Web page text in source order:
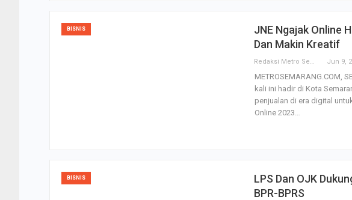
BISNIS
JNE Ngajak Online
Dan Makin Kreatif
Redaksi Metro Semarang Jun 9,
METROSEMARANG.COM,
kali ini hadir di Kota
penjualan di era digital
Online 2023…
BISNIS
LPS Dan OJK
BPR-BPRS